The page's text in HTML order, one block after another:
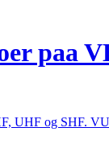
paa